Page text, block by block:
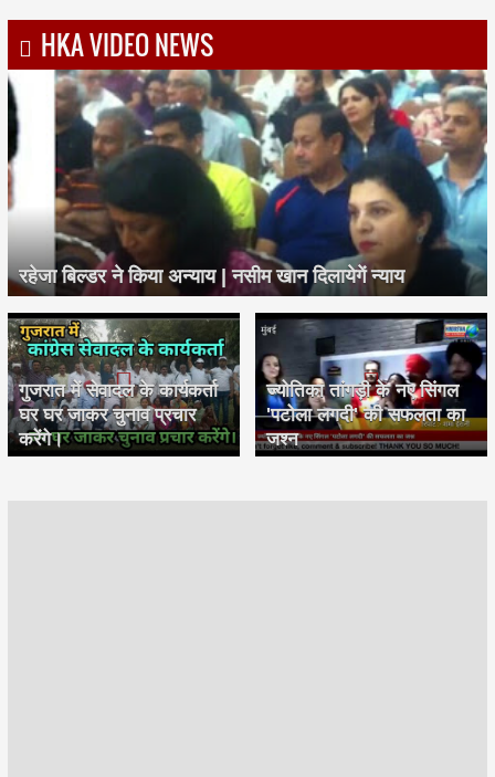
HKA VIDEO NEWS
रहेजा बिल्डर ने किया अन्याय | नसीम खान दिलायेगें न्याय
गुजरात में सेवादल के कार्यकर्ता
घर घर जाकर चुनाव प्रचार
करेंगे।
ज्योतिका तांगड़ी के नए सिंगल
'पटोला लगदी' की सफलता का
जश्न